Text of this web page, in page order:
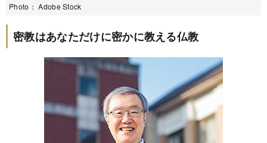
Photo： Adobe Stock
密教はあなただけに密かに教える仏教